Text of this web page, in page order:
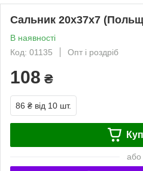
Сальник 20х37х7
В наявності
Код: 01135
Опт і роздріб
108 ₴
86 ₴ від 10 шт.
або